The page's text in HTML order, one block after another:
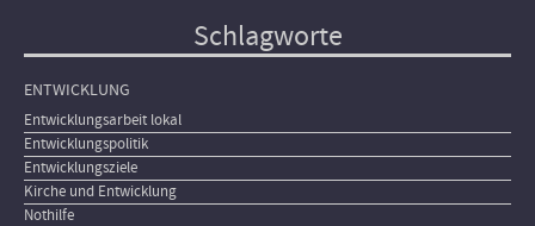
Schlagworte
ENTWICKLUNG
Entwicklungsarbeit lokal
Entwicklungspolitik
Entwicklungsziele
Kirche und Entwicklung
Nothilfe